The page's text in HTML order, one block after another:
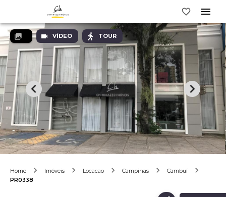
VÍDEO TOUR
Home Imóveis Locacao Campinas
Cambuí
PR0338